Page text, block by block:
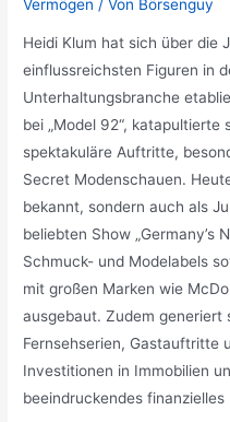
Vermögen / Von Börsenguy
Heidi Klum hat sich über die
einflussreichsten Figuren in
Unterhaltungsbranche
bei „Model 92“, katapultierte
spektakuläre Auftritte,
Secret Modenschauen.
bekannt, sondern auch als
beliebten Show „Germany’s
Schmuck- und Modelabels
mit großen Marken wie
ausgebaut. Zudem generiert
Fernsehserien, Gastauftritte
Investitionen in Immobilien
beeindruckendes finanzielles